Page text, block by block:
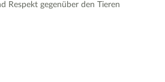
Respekt gegenüber den Tieren